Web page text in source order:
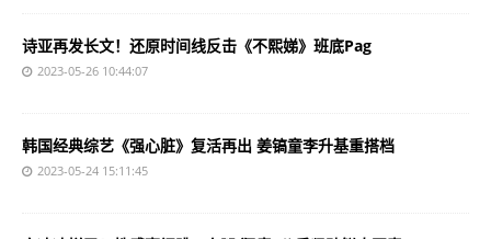
诗亚再发长文！还原时间线反击《不熙娣》班底Pag
2023-05-26 10:44:07
韩国经典综艺《强心脏》复活再出 姜镐童李升基重搭档
2023-05-24 15:11:45